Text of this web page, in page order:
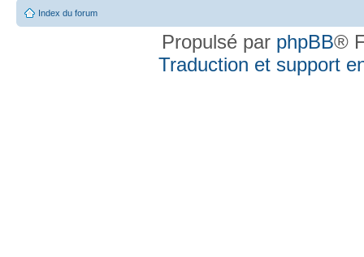
Index du forum
Propulsé par phpBB®
Traduction et support